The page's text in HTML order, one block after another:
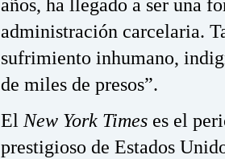
años, ha llegado a ser una
administración carcelaria.
sufrimiento inhumano,
de miles de presos”.
El New York Times es el
prestigioso de Estados